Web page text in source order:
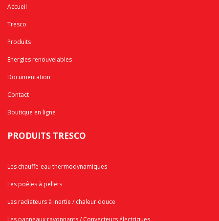
Accueil
Tresco
Produits
Energies renouvelables
Documentation
Contact
Boutique en ligne
PRODUITS TRESCO
Les chauffe-eau thermodynamiques
Les poêles à pellets
Les radiateurs à inertie / chaleur douce
Les panneaux rayonnants / Convecteurs électriques